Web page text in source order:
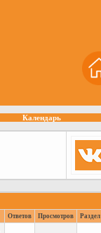
Календарь
Ответов Просмотров Раздел